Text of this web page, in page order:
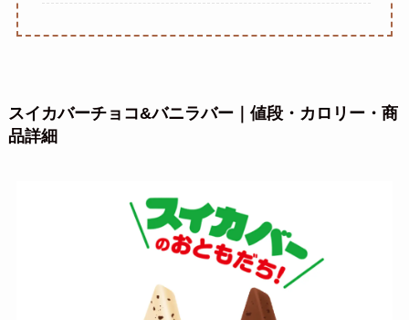
スイカバーチョコ&バニラバー｜値段・カロリー・商
品詳細